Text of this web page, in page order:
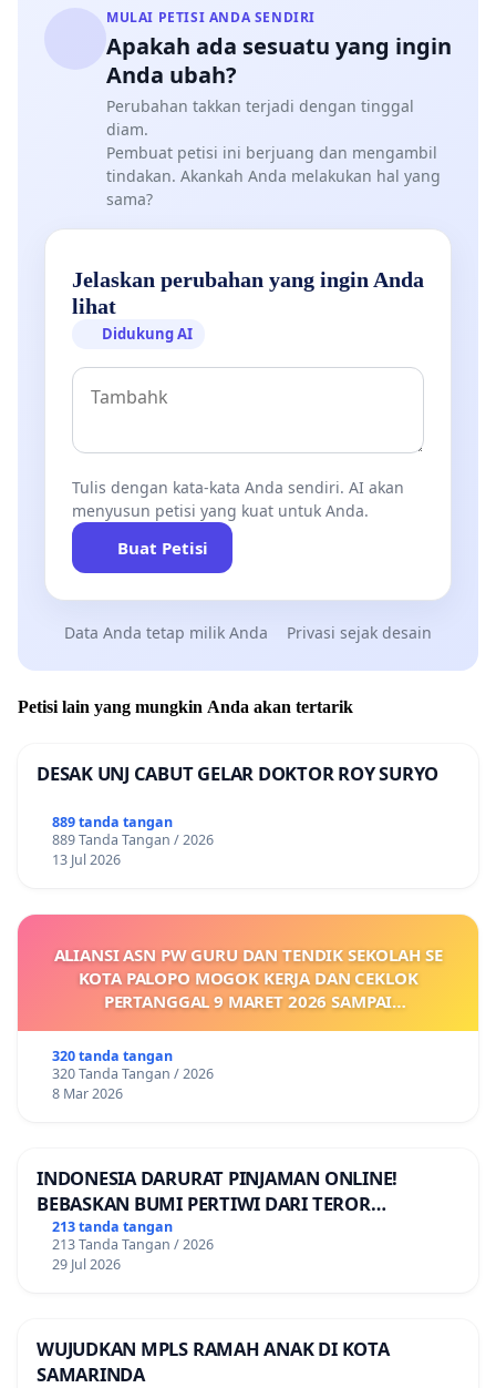
MULAI PETISI ANDA SENDIRI
Apakah ada sesuatu yang ingin
Anda ubah?
Perubahan takkan terjadi dengan tinggal
diam.
Pembuat petisi ini berjuang dan mengambil
tindakan. Akankah Anda melakukan hal yang
sama?
Jelaskan perubahan yang ingin Anda
lihat
Didukung AI
Tulis dengan kata-kata Anda sendiri. AI akan
menyusun petisi yang kuat untuk Anda.
Buat Petisi
Data Anda tetap milik Anda Privasi sejak desain
Petisi lain yang mungkin Anda akan tertarik
DESAK UNJ CABUT GELAR DOKTOR ROY SURYO
889 tanda tangan
889 Tanda Tangan / 2026
13 Jul 2026
ALIANSI ASN PW GURU DAN TENDIK SEKOLAH SE
KOTA PALOPO MOGOK KERJA DAN CEKLOK
PERTANGGAL 9 MARET 2026 SAMPAI
KEJELASAN SUMBER GAJI POKOK
320 tanda tangan
320 Tanda Tangan / 2026
8 Mar 2026
INDONESIA DARURAT PINJAMAN ONLINE!
BEBASKAN BUMI PERTIWI DARI TEROR
PINJAMAN ONLINE! TUTUP PINJOL!
213 tanda tangan
213 Tanda Tangan / 2026
29 Jul 2026
WUJUDKAN MPLS RAMAH ANAK DI KOTA
SAMARINDA